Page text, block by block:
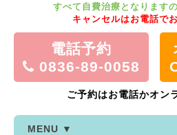
すべて自費治療となります
キャンセルはお電話で
電話予約
0836-89-0058
ご予約はお電話かオン
MENU ▼